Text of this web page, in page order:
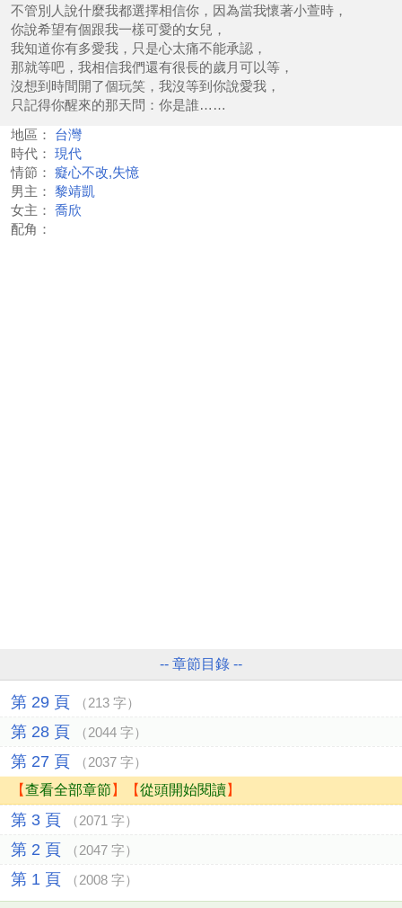
不管別人說什麼我都選擇相信你，因為當我懷著小萱時，
你說希望有個跟我一樣可愛的女兒，
我知道你有多愛我，只是心太痛不能承認，
那就等吧，我相信我們還有很長的歲月可以等，
沒想到時間開了個玩笑，我沒等到你說愛我，
只記得你醒來的那天問：你是誰……
地區：
台灣
時代：
現代
情節：
癡心不改,失憶
男主：
黎靖凱
女主：
喬欣
配角：
-- 章節目錄 --
第 29 頁 （213 字）
第 28 頁 （2044 字）
第 27 頁 （2037 字）
【查看全部章節 】【從頭開始閱讀】
第 3 頁 （2071 字）
第 2 頁 （2047 字）
第 1 頁 （2008 字）